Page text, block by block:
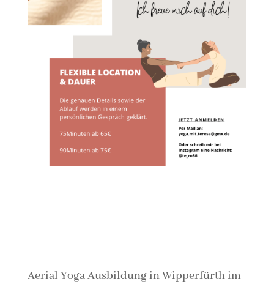
Aerial Yoga Ausbildung in Wipperfürth im